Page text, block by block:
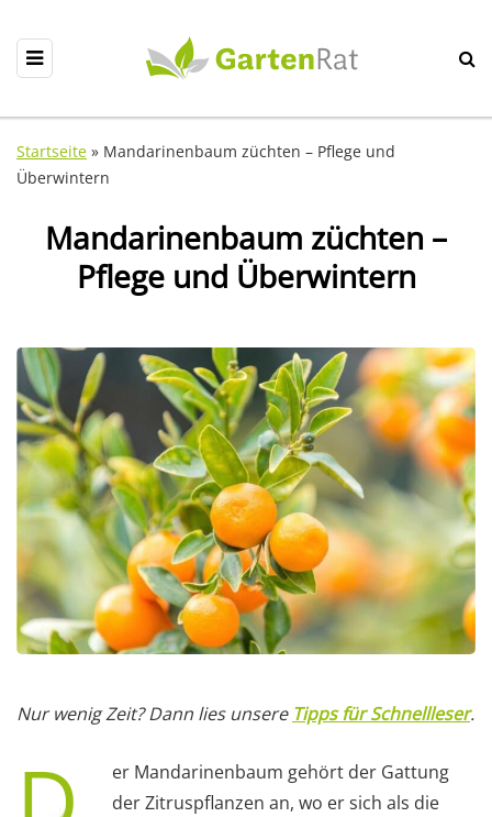
Startseite » Mandarinenbaum züchten – Pflege und
Überwintern
Mandarinenbaum züchten –
Pflege und Überwintern
Nur wenig Zeit? Dann lies unsere Tipps für Schnellleser.
er Mandarinenbaum gehört der Gattung
der Zitruspflanzen an, wo er sich als die